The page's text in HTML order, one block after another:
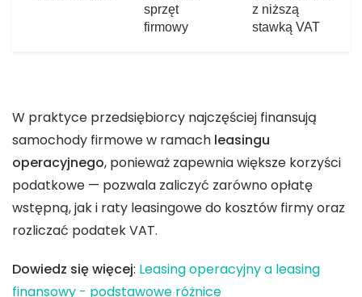
sprzęt
firmowy
z niższą
stawką VAT
W praktyce przedsiębiorcy najczęściej finansują
samochody firmowe w ramach leasingu
operacyjnego, ponieważ zapewnia większe korzyści
podatkowe — pozwala zaliczyć zarówno opłatę
wstępną, jak i raty leasingowe do kosztów firmy oraz
rozliczać podatek VAT.
Dowiedz się więcej: Leasing operacyjny a leasing
finansowy - podstawowe różnice